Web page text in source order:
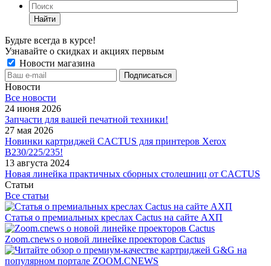
Найти
Будьте всегда в курсе!
Узнавайте о скидках и акциях первым
Новости магазина
Новости
Все новости
24 июня 2026
Запчасти для вашей печатной техники!
27 мая 2026
Новинки картриджей CACTUS для принтеров Xerox
B230/225/235!
13 августа 2024
Новая линейка практичных сборных столешниц от CACTUS
Статьи
Все статьи
Статья о премиальных креслах Cactus на сайте АХП
Zoom.cnews о новой линейке проекторов Cactus